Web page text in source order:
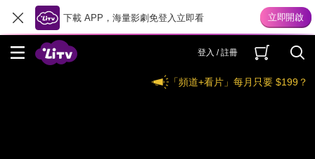
下載 APP，海量影劇免登入立即看
登入 / 註冊
「頻道+看片」每月只要 $199？